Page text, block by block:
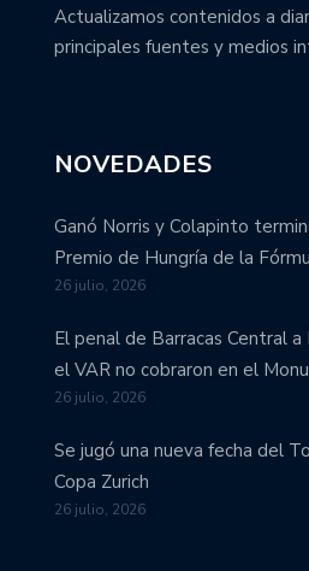
Actualizamos contenidos a
principales fuentes y medios
NOVEDADES
Ganó Norris y Colapinto
Premio de Hungría de la
26 julio, 2026
El penal de Barracas Central
el VAR no cobraron en el
26 julio, 2026
Se jugó una nueva fecha del
Copa Zurich
26 julio, 2026